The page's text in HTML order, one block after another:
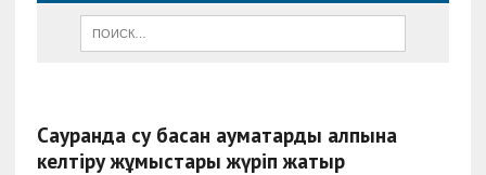
Сауранда су басқан аумақтарды қалпына
келтіру жұмыстары жүріп жатыр